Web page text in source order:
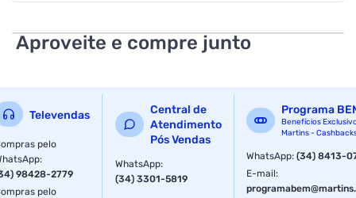
Aproveite e compre junto
Televendas
pelo
:
98428-2779
pelo
Central de
Atendimento
Pós Vendas
WhatsApp:
(34) 3301-5819
Programa
Benefícios
Martins -
WhatsApp:(34) 8413-
E-mail: